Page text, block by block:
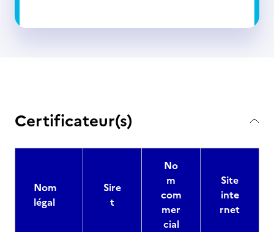
Certificateur(s)
Nom
légal
Sire
t
No
m
com
mer
cial
Site
inte
rnet